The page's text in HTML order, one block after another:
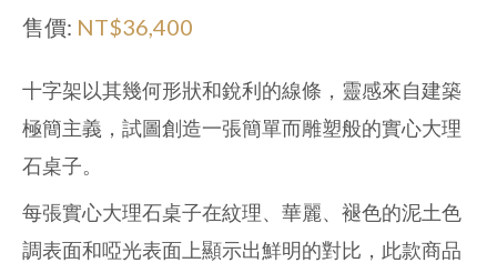
售價: NT$36,400
十字架以其幾何形狀和銳利的線條，靈感來自建築
極簡主義，試圖創造一張簡單而雕塑般的實心大理
石桌子。
每張實心大理石桌子在紋理、華麗、褪色的泥土色
調表面和啞光表面上顯示出鮮明的對比 ，此款商品